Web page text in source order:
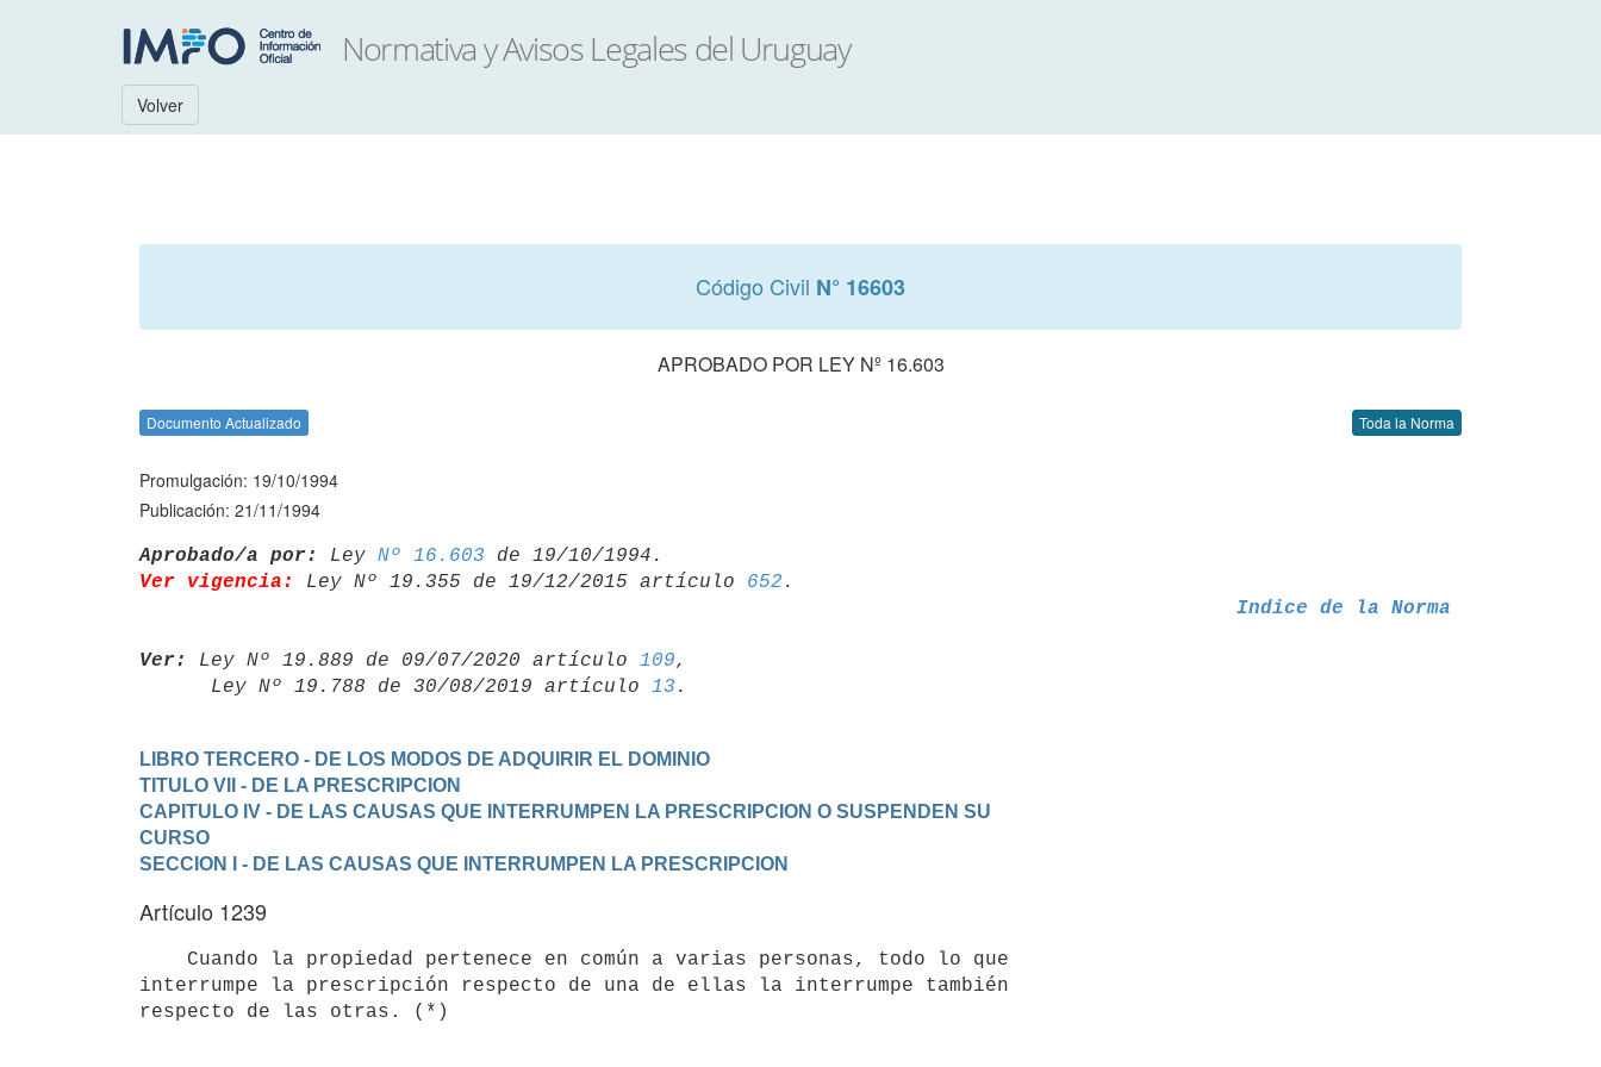
Volver
Código Civil N° 16603
APROBADO POR LEY Nº 16.603
Documento Actualizado Toda la Norma
Promulgación: 19/10/1994
Publicación: 21/11/1994
Aprobado/a por: Ley Nº 16.603
Ver vigencia:
Ley Nº 19.355 de 19/12/2015 artículo 652
Indice de la Norma
Ver: Ley Nº 19.889 de 09/07/2020 artículo 109,
      Ley Nº 19.788 de 30/08/2019 artículo
13
LIBRO TERCERO - DE LOS MODOS DE ADQUIRIR EL DOMINIO
TITULO VII - DE LA PRESCRIPCION
CAPITULO IV - DE LAS CAUSAS QUE INTERRUMPEN LA PRESCRIPCION O SUSPENDEN SU
CURSO
SECCION I - DE LAS CAUSAS QUE INTERRUMPEN LA PRESCRIPCION
Artículo 1239
interrumpe la prescripción respecto de una de ellas la interrumpe también